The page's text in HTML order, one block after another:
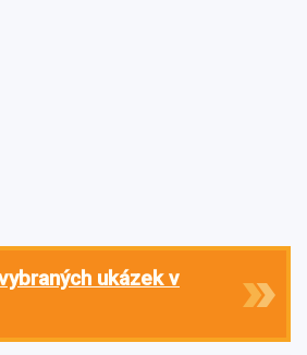
ukázek v